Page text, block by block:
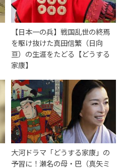
【日本一の兵】戦国乱世の終焉
を駆け抜けた真田信繁（日向
亘）の生涯をたどる【どうする
家康】
大河ドラマ「どうする家康」の
予習に！瀬名の母・巴（真矢ミ